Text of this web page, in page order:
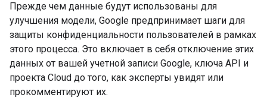
Прежде чем данные будут использованы для
улучшения модели, Google предпринимает шаги для
защиты конфиденциальности пользователей в рамках
этого процесса. Это включает в себя отключение этих
данных от вашей учетной записи Google, ключа API и
проекта Cloud до того, как эксперты увидят или
прокомментируют их.